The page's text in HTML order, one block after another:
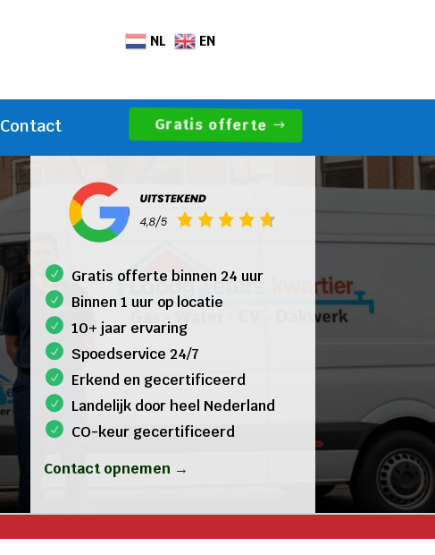
NL EN
Contact Gratis offerte
Gratis offerte binnen 24 uur
Binnen 1 uur op locatie
10+ jaar ervaring
Spoedservice 24/7
Erkend en gecertificeerd
Landelijk door heel Nederland
CO-keur gecertificeerd
Contact opnemen →